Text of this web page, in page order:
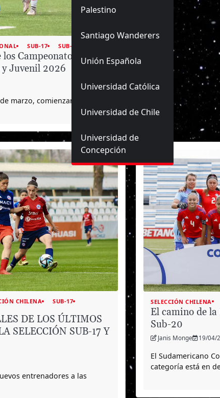
Palestino
Santiago Wanderers
Unión Española
Universidad Católica
Universidad de Chile
Universidad de
Concepción
SUB-17 SUB-20
los Campeonatos de
Juvenil 2026
marzo, comienzan…
CHILENA
SUB-17
DE LOS ÚLTIMOS
SELECCIÓN SUB-17 Y
entrenadores a las
SELECCIÓN CHILENA
El camino de
Sub-20
Janis Monge 19/04/
El Sudamericano
categoría está en